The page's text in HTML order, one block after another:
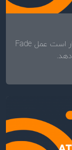
🌀 همان‌طور که از نام این نود پیداست، قرار است عمل Fade